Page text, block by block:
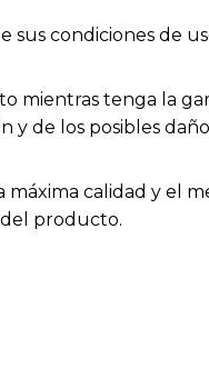
sus condiciones de
mientras tenga la
y de los posibles
máxima calidad y el
producto.